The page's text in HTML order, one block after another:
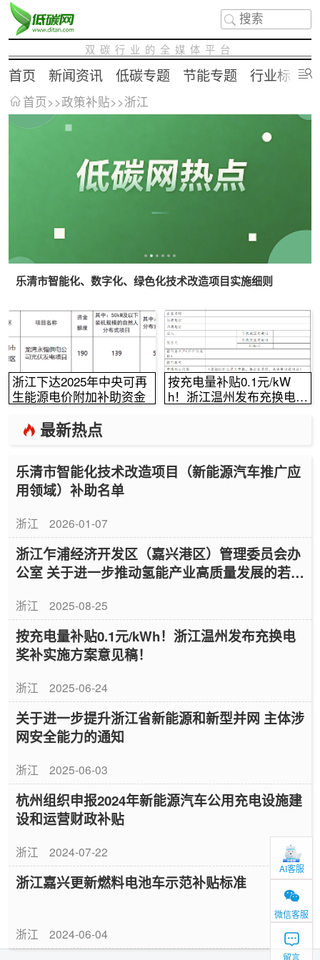
双碳行业的全媒体平台
首页 新闻资讯 低碳专题 节能专题 行业标准
首页>>政策补贴>>浙江
乐清市智能化、数字化、绿色化技术改造项目实施细则
浙江下达2025年中央可再
生能源电价附加补助资金
按充电量补贴0.1元/kW
h！浙江温州发布充换电奖
最新热点
乐清市智能化技术改造项目（新能源汽车推广应
用领域）补助名单
浙江 2026-01-07
浙江乍浦经济开发区（嘉兴港区）管理委员会办
公室 关于进一步推动氢能产业高质量发展的若干
浙江 2025-08-25
按充电量补贴0.1元/kWh！浙江温州发布充换电
奖补实施方案意见稿！
浙江 2025-06-24
关于进一步提升浙江省新能源和新型并网 主体涉
网安全能力的通知
浙江 2025-06-03
杭州组织申报2024年新能源汽车公用充电设施建
设和运营财政补贴
浙江 2024-07-22
浙江嘉兴更新燃料电池车示范补贴标准
浙江 2024-06-04
AI客服
微信客服
留言